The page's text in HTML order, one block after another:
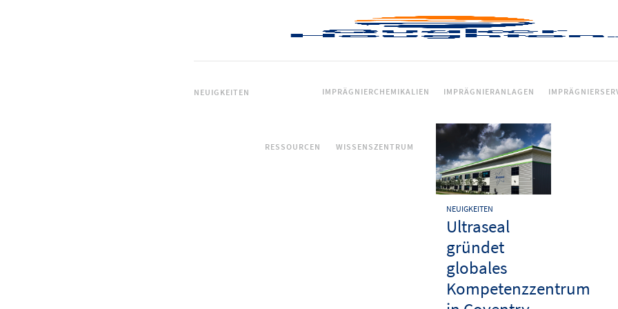
IMPRÄGNIERCHEMIKALIEN IMPRÄGNIERANLAGEN
NEUIGKEITEN
RESSOURCEN WISSENSZENTRUM
NEUIGKEITEN
Ultraseal
gründet
globales
Kompetenzzentrum